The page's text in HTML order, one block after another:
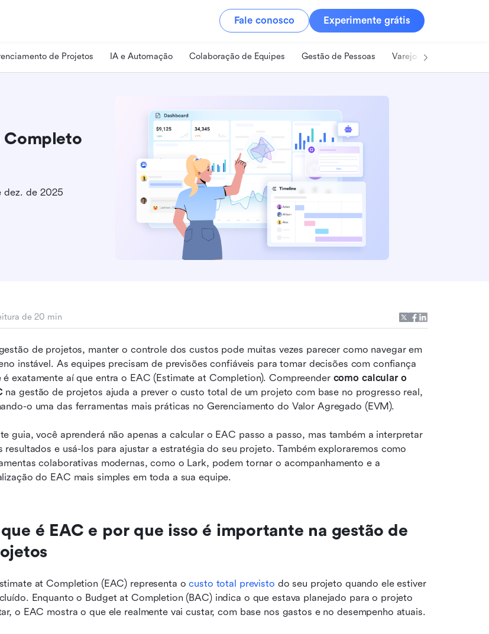
Fale conosco Experimente grátis
de Projetos IA e Automação Colaboração de Equipes Gestão de Pessoas Varejo
Completo
dez. de 2025
de 20 min
de projetos, manter o controle dos custos pode muitas vezes parecer como navegar em
instável. As equipes precisam de previsões confiáveis para tomar decisões com confiança
exatamente aí que entra o EAC (Estimate at Completion). Compreender como calcular o
na gestão de projetos ajuda a prever o custo total de um projeto com base no progresso real,
o uma das ferramentas mais práticas no Gerenciamento do Valor Agregado (EVM).
guia, você aprenderá não apenas a calcular o EAC passo a passo, mas também a interpretar
resultados e usá-los para ajustar a estratégia do seu projeto. Também exploraremos como
colaborativas modernas, como o Lark, podem tornar o acompanhamento e a
do EAC mais simples em toda a sua equipe.
é EAC e por que isso é importante na gestão de
at Completion (EAC) representa o custo total previsto do seu projeto quando ele estiver
Enquanto o Budget at Completion (BAC) indica o que estava planejado para o projeto
o EAC mostra o que ele realmente vai custar, com base nos gastos e no desempenho atuais.